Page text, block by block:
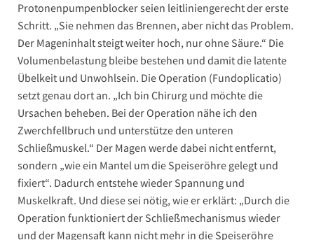
Protonenpumpenblocker seien leitliniengerecht der erste
Schritt. „Sie nehmen das Brennen, aber nicht das Problem.
Der Mageninhalt steigt weiter hoch, nur ohne Säure.“ Die
Volumenbelastung bleibe bestehen und damit die latente
Übelkeit und Unwohlsein. Die Operation (Fundoplicatio)
setzt genau dort an. „Ich bin Chirurg und möchte die
Ursachen beheben. Bei der Operation nähe ich den
Zwerchfellbruch und unterstütze den unteren
Schließmuskel.“ Der Magen werde dabei nicht entfernt,
sondern „wie ein Mantel um die Speiseröhre gelegt und
fixiert“. Dadurch entstehe wieder Spannung und
Muskelkraft. Und diese sei nötig, wie er erklärt: „Durch die
Operation funktioniert der Schließmechanismus wieder
und der Magensaft kann nicht mehr in die Speiseröhre